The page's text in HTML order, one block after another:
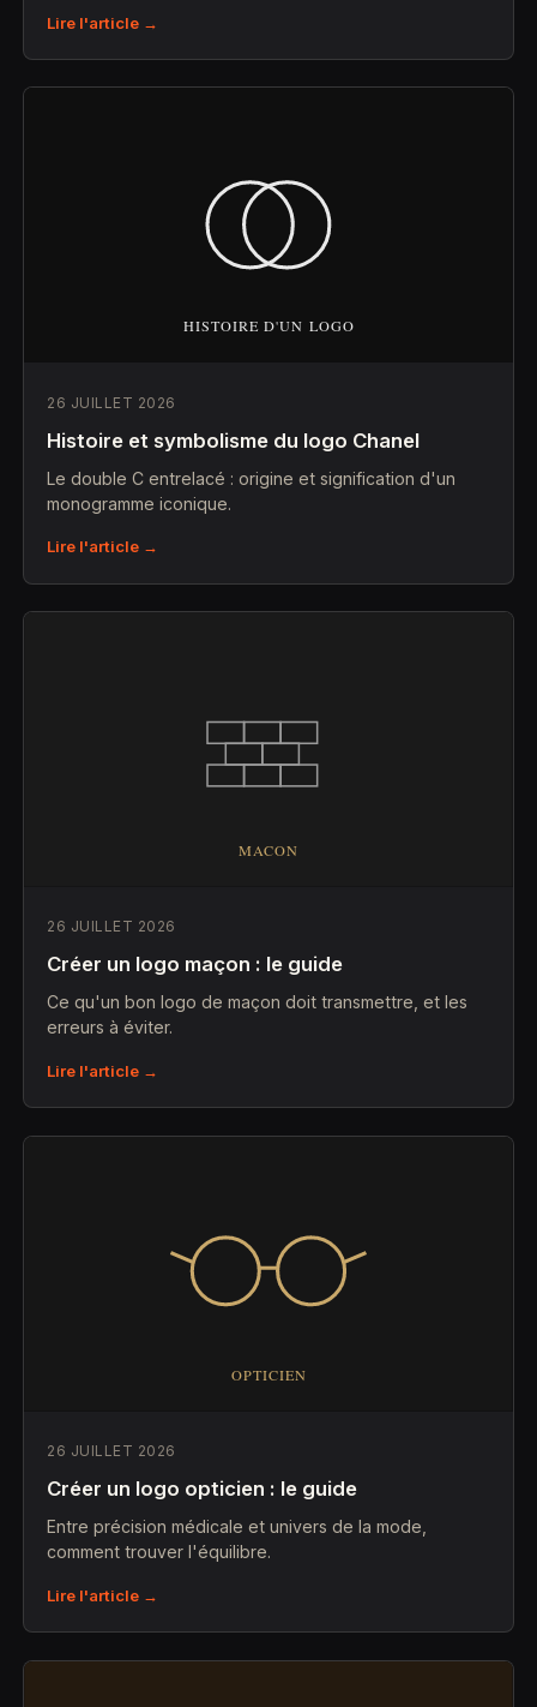
Lire l'article →
26 JUILLET 2026
Histoire et symbolisme du logo Chanel
Le double C entrelacé : origine et signification d'un
monogramme iconique.
Lire l'article →
26 JUILLET 2026
Créer un logo maçon : le guide
Ce qu'un bon logo de maçon doit transmettre, et les
erreurs à éviter.
Lire l'article →
26 JUILLET 2026
Créer un logo opticien : le guide
Entre précision médicale et univers de la mode,
comment trouver l'équilibre.
Lire l'article →